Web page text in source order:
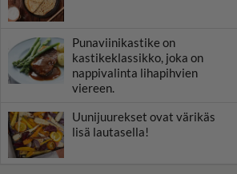
Punaviinikastike on
kastikeklassikko, joka on
nappivalinta lihapihvien
viereen.
Uunijuurekset ovat värikäs
lisä lautasella!